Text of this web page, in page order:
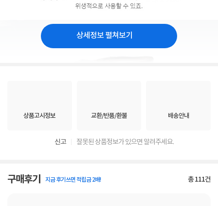
상세정보 펼쳐보기
상품고시정보 교환/반품/환불 배송안내
신고 잘못된 상품정보가 있으면 알려주세요.
구매후기 지금 후기쓰면 적립금 2배! 총111건